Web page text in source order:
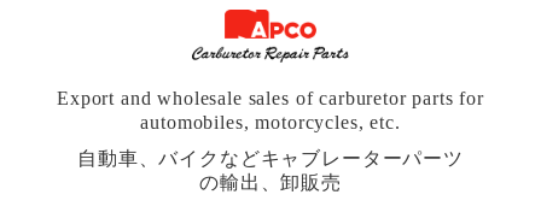
Export and wholesale sales of carburetor parts for
automobiles, motorcycles, etc.
自動車、バイクなどキャブレーターパーツ
の輸出、卸販売